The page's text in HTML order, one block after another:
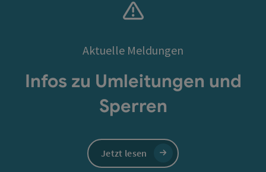
Aktuelle Meldungen
Infos zu Umleitungen und
Sperren
Jetzt lesen